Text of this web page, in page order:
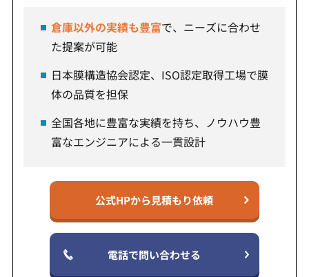
倉庫以外の実績も豊富で、ニーズに合わせ
た提案が可能
日本膜構造協会認定、ISO認定取得工場で膜
体の品質を担保
全国各地に豊富な実績を持ち、ノウハウ豊
富なエンジニアによる一貫設計
公式HPから見積もり依頼
電話で問い合わせる